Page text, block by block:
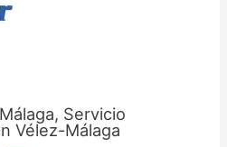
Servicio
Vélez-Málaga